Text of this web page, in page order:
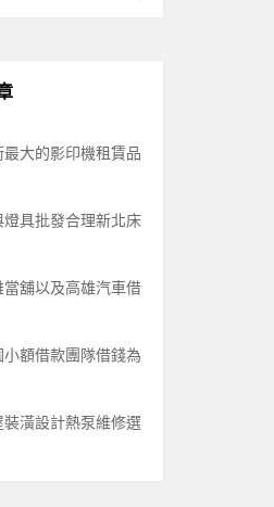
大的影印機租賃品
具批發合理新北床
舖以及高雄汽車借
額借款團隊借錢為
潢設計熱泵維修選